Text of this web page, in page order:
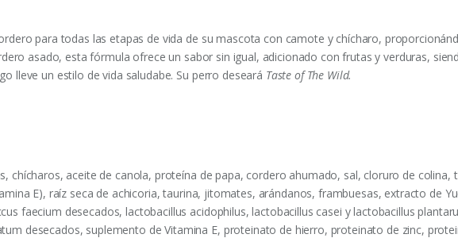
para todas las etapas de vida de su mascota con camote y chícharo,
asado, esta fórmula ofrece un sabor sin igual, adicionado con frutas y verduras,
lleve un estilo de vida saludabe. Su perro deseará Taste of The Wild.
chícharos, aceite de canola, proteína de papa, cordero ahumado, sal, cloruro de colina,
E), raíz seca de achicoria, taurina, jitomates, arándanos, frambuesas, extracto de
faecium desecados, lactobacillus acidophilus, lactobacillus casei y lactobacillus
desecados, suplemento de Vitamina E, proteinato de hierro, protei­nato de zinc,